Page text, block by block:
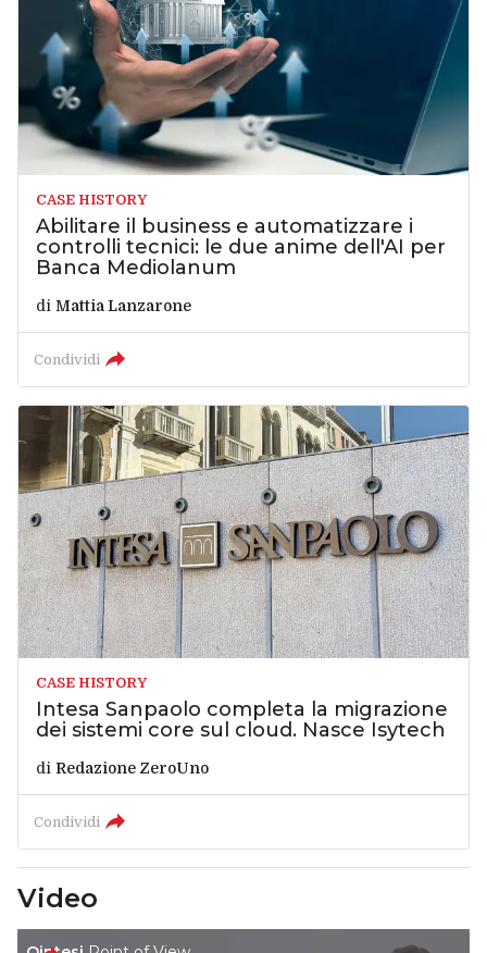
CASE HISTORY
Abilitare il business e automatizzare i
controlli tecnici: le due anime dell'AI per
Banca Mediolanum
di Mattia Lanzarone
Condividi
CASE HISTORY
Intesa Sanpaolo completa la migrazione
dei sistemi core sul cloud. Nasce Isytech
di Redazione ZeroUno
Condividi
Video